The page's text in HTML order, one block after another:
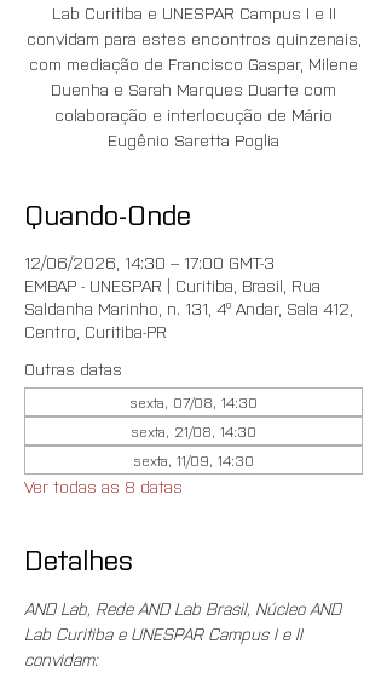
Lab Curitiba e UNESPAR Campus I e II
convidam para estes encontros quinzenais,
com mediação de Francisco Gaspar, Milene
Duenha e Sarah Marques Duarte com
colaboração e interlocução de Mário
Eugênio Saretta Poglia
Quando-Onde
12/06/2026, 14:30 – 17:00 GMT-3
EMBAP - UNESPAR | Curitiba, Brasil, Rua
Saldanha Marinho, n. 131, 4º Andar, Sala 412,
Centro, Curitiba-PR
Outras datas
sexta, 07/08, 14:30
sexta, 21/08, 14:30
sexta, 11/09, 14:30
Ver todas as 8 datas
Detalhes
AND Lab, Rede AND Lab Brasil, Núcleo AND
Lab Curitiba e UNESPAR Campus I e II
convidam: